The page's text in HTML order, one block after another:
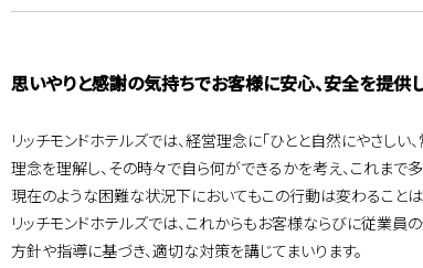
思いやりと感謝の気持ちでお客様に安心、安全を提供
リッチモンドホテルズでは、経営理念に「ひとと自然にやさし
理念を理解し、その時々で自ら何ができるかを考え、これまで
現在のような困難な状況下においてもこの行動は変わることは
リッチモンドホテルズでは、これからもお客様ならびに従業
方針や指導に基づき、適切な対策を講じてまいります。